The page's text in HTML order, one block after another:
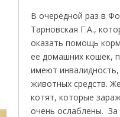
В очередной раз в
Тарновская Г.А.,
оказать помощь
ее домашних кошек,
имеют
животных средств.
котят, которые
очень ослаблены. За